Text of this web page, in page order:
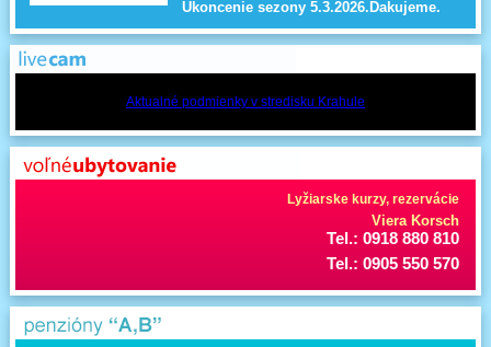
Ukoncenie sezony 5.3.2026.Dakujeme.
Aktualné podmienky v stredisku Krahule
Lyžiarske kurzy, rezervácie
Viera Korsch
Tel.: 0918 880 810
Tel.: 0905 550 570